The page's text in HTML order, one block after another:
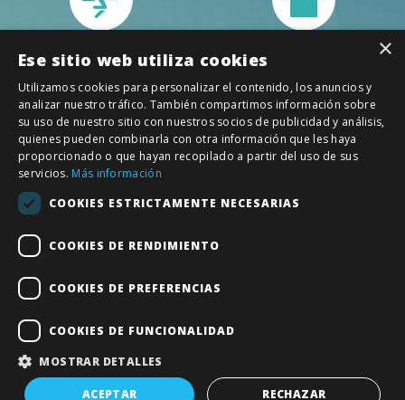
250
Presencial/
Título
Oficial
Curso imprescindible para iniciarte en el mundo
inmobiliario obtendrás:
Capacitación para captar clientes
Mover productos inmobiliarios dentro de las redes
sociales
×
Ese sitio web utiliza cookies
Utilizamos cookies para personalizar el contenido, los anuncios y
analizar nuestro tráfico. También compartimos información sobre
su uso de nuestro sitio con nuestros socios de publicidad y análisis,
quienes pueden combinarla con otra información que les haya
proporcionado o que hayan recopilado a partir del uso de sus
servicios. Más información
COOKIES ESTRICTAMENTE NECESARIAS
COOKIES DE RENDIMIENTO
COOKIES DE PREFERENCIAS
COOKIES DE FUNCIONALIDAD
MOSTRAR DETALLES
ACEPTAR RECHAZAR